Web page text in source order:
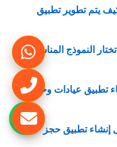
يتم تطوير تطبيق
خدمات 2026 | كيف تختار النموذج المناسب
2026 | دليل إنشاء تطبيق عيادات وحجز
مثل فيزيتا 2026 | دليل إنشاء تطبيق حجز